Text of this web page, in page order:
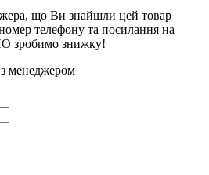
що Ви знайшли цей товар
телефону та посилання на
зробимо знижку!
з менеджером